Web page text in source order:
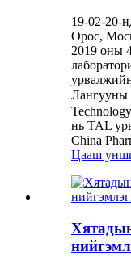
19-02-20-
Орос,
2019 оны
Лангууны
нь TAL
China
Цааш